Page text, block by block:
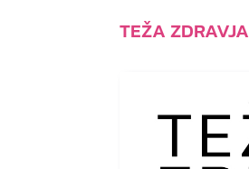
TEŽA ZDRAVJA